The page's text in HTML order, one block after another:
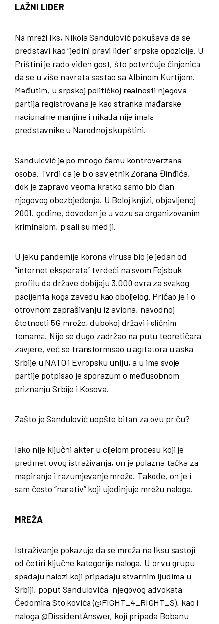
LAŽNI LIDER
Na mreži Iks, Nikola Sandulović pokušava da se
predstavi kao “jedini pravi lider” srpske opozicije. U
Prištini je rado viđen gost, što potvrđuje činjenica
da se u više navrata sastao sa Albinom Kurtijem.
Međutim, u srpskoj političkoj realnosti njegova
partija registrovana je kao stranka mađarske
nacionalne manjine i nikada nije imala
predstavnike u Narodnoj skupštini.
Sandulović je po mnogo čemu kontroverzana
osoba. Tvrdi da je bio savjetnik Zorana Đinđića,
dok je zapravo veoma kratko samo bio član
njegovog obezbjeđenja. U Beloj knjizi, objavljenoj
2001. godine, dovođen je u vezu sa organizovanim
kriminalom, pisali su mediji.
U jeku pandemije korona virusa bio je jedan od
“internet eksperata” tvrdeći na svom Fejsbuk
profilu da države dobijaju 3.000 evra za svakog
pacijenta koga zavedu kao oboljelog. Pričao je i o
otrovnom zaprašivanju iz aviona, navodnoj
štetnosti 5G mreže, dubokoj državi i sličnim
temama. Nije se dugo zadržao na putu teoretičara
zavjere, već se transformisao u agitatora ulaska
Srbije u NATO i Evropsku uniju, a u ime svoje
partije potpisao je sporazum o međusobnom
priznanju Srbije i Kosova.
Zašto je Sandulović uopšte bitan za ovu priču?
Iako nije ključni akter u cijelom procesu koji je
predmet ovog istraživanja, on je polazna tačka za
mapiranje i razumjevanje mreže. Takođe, on je i
sam često “narativ” koji ujedinjuje mrežu naloga.
MREŽA
Istraživanje pokazuje da se mreža na Iksu sastoji
od četiri ključne kategorije naloga. U prvu grupu
spadaju nalozi koji pripadaju stvarnim ljudima u
Srbiji, poput Sandulovića, njegovog advokata
Čedomira Stojkovića (@FIGHT_4_RIGHT_S), kao i
naloga @DissidentAnswer, koji pripada Bobanu